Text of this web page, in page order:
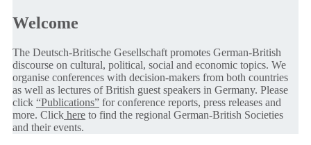
Welcome
The Deutsch-Britische Gesellschaft promotes German-British
discourse on cultural, political, social and economic topics. We
organise conferences with decision-makers from both countries
as well as lectures of British guest speakers in Germany. Please
click “Publications” for conference reports, press releases and
more. Click here to find the regional German-British Societies
and their events.